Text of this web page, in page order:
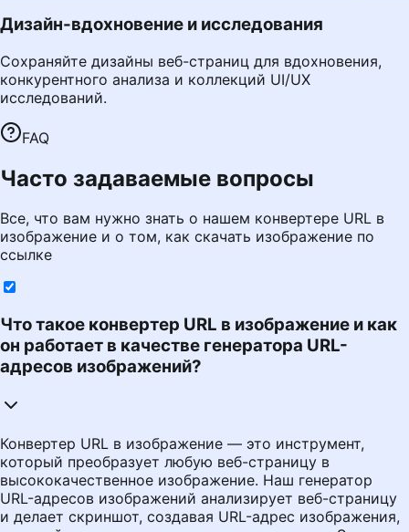
Дизайн-вдохновение и исследования
Сохраняйте дизайны веб-страниц для вдохновения,
конкурентного анализа и коллекций UI/UX
исследований.
FAQ
Часто задаваемые вопросы
Все, что вам нужно знать о нашем конвертере URL в
изображение и о том, как скачать изображение по
ссылке
Что такое конвертер URL в изображение и как
он работает в качестве генератора URL-
адресов изображений?
Конвертер URL в изображение — это инструмент,
который преобразует любую веб-страницу в
высококачественное изображение. Наш генератор
URL-адресов изображений анализирует веб-страницу
и делает скриншот, создавая URL-адрес изображения,